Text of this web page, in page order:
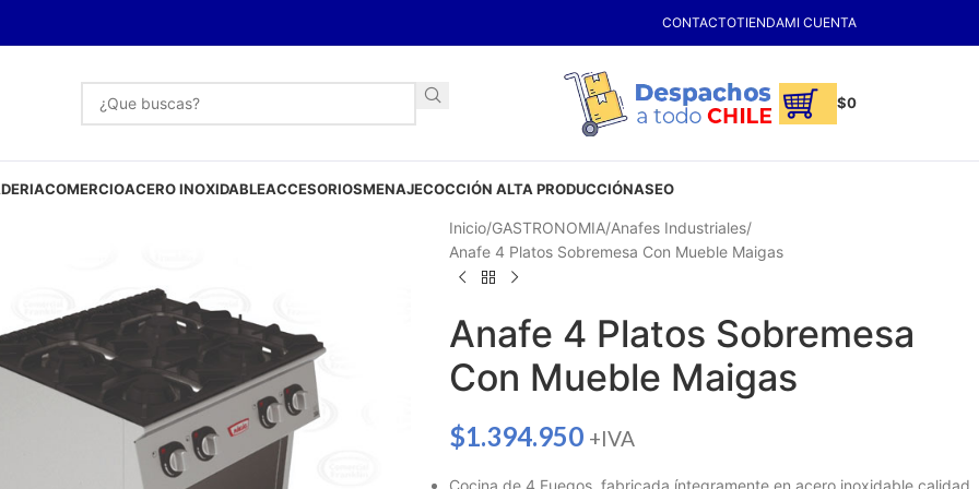
CONTACTOTIENDAMI CUENTA
$0
COMERCIOACERO INOXIDABLEACCESORIOSMENAJECOCCIÓN ALTA PRODUCCIÓNASEO
Inicio GASTRONOMIA Anafes Industriales
Anafe 4 Platos Sobremesa Con Mueble Maigas
Anafe 4 Platos Sobremesa
Con Mueble Maigas
$1.394.950 +IVA
Cocina de 4 Fuegos, fabricada íntegramente en acero inoxidable calidad